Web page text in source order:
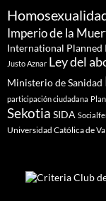
Imperio de la
International Planned
Justo Aznar Ley del
Ministerio de Sanidad
participación ciudadana
Sekotia SIDA
Universidad Católica de